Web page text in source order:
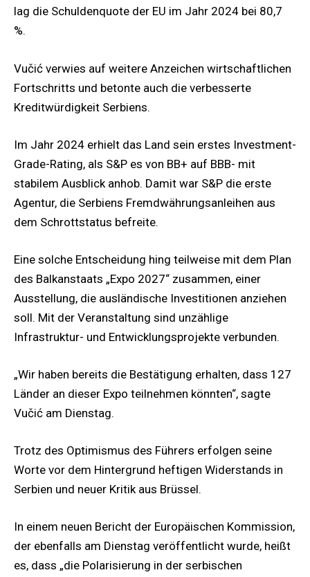
lag die Schuldenquote der EU im Jahr 2024 bei 80,7
%.
Vučić verwies auf weitere Anzeichen wirtschaftlichen
Fortschritts und betonte auch die verbesserte
Kreditwürdigkeit Serbiens.
Im Jahr 2024 erhielt das Land sein erstes Investment-
Grade-Rating, als S&P es von BB+ auf BBB- mit
stabilem Ausblick anhob. Damit war S&P die erste
Agentur, die Serbiens Fremdwährungsanleihen aus
dem Schrottstatus befreite.
Eine solche Entscheidung hing teilweise mit dem Plan
des Balkanstaats „Expo 2027“ zusammen, einer
Ausstellung, die ausländische Investitionen anziehen
soll. Mit der Veranstaltung sind unzählige
Infrastruktur- und Entwicklungsprojekte verbunden.
„Wir haben bereits die Bestätigung erhalten, dass 127
Länder an dieser Expo teilnehmen könnten“, sagte
Vučić am Dienstag.
Trotz des Optimismus des Führers erfolgen seine
Worte vor dem Hintergrund heftigen Widerstands in
Serbien und neuer Kritik aus Brüssel.
In einem neuen Bericht der Europäischen Kommission,
der ebenfalls am Dienstag veröffentlicht wurde, heißt
es, dass „die Polarisierung in der serbischen